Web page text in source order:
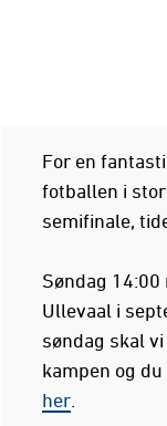
For en
fotballen i
semifinale,
Søndag
Ullevaal i
søndag skal
kampen og
her.